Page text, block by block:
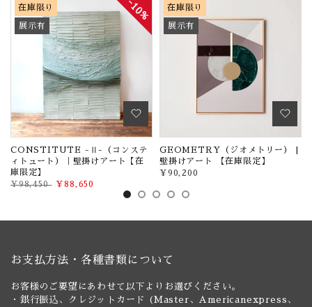
10%
在庫限り
展示有
CONSTITUTE -Ⅱ-（コンステ
ィトュート）｜壁掛けアート【在
庫限定】
¥98,450 ¥88,650
在庫限り
展示有
GEOMETRY（ジオメトリー） |
壁掛けアート 【在庫限定】
¥90,200
お支払方法・各種書類について
お客様のご要望にあわせて以下よりお選びください。
・銀行振込、クレジットカード (Master、Americanexpress、